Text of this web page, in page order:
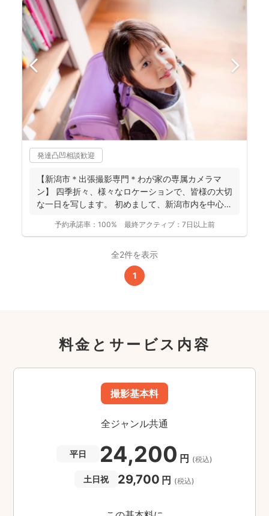
発達凸凹相談歓迎
【新潟市＊出張撮影専門＊わが家の専属カメラマ
ン】 四季折々、様々なロケーションで、皆様の大切
な一日を写します。 初めまして、新潟市内を中心に
予約承諾率： 100% 最終アクティブ： 7日以上前
全2件を表示
1
料金とサービス内容
撮影基本料
全ジャンル共通
平日 24,200 円 (税込)
土日祝 29,700 円 (税込)